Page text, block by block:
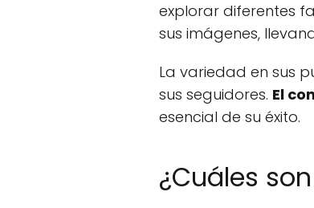
explorar diferentes
sus imágenes,
La variedad en sus
sus seguidores. El
esencial de su éxito.
¿Cuáles